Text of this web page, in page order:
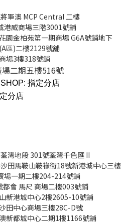
軍澳 MCP Central 二樓
威商場三階3001號舖
園金柏苑第一期商場 G6A號鋪地下
區)二樓2129號舖
場3樓318號舖
二期五樓516號
指定分店
分店
灣地段 301號荃灣千色匯 II
田馬鞍山鞍祿街18號新港城中心三樓
一期二樓204-214號舖
會 馬尺 商場二樓003號鋪
新港城中心2樓2605-10號舖
田中心商場三樓28C-D號
新都城中心二期1樓1166號舖